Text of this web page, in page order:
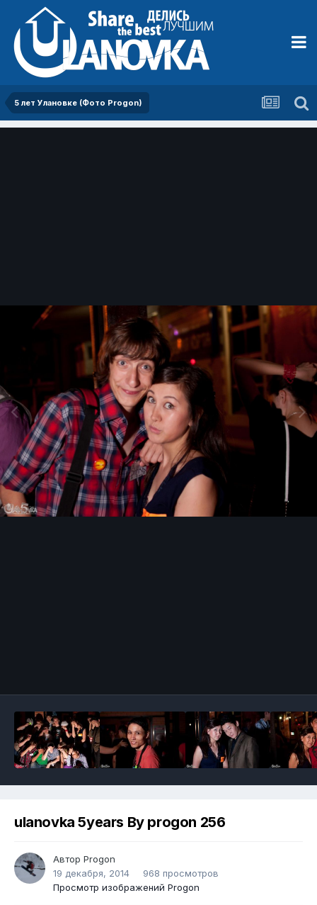
5 лет Улановке (Фото Progon)
ulanovka 5years By progon 256
Автор Progon
19 декабря, 2014
968 просмотров
Просмотр изображений Progon